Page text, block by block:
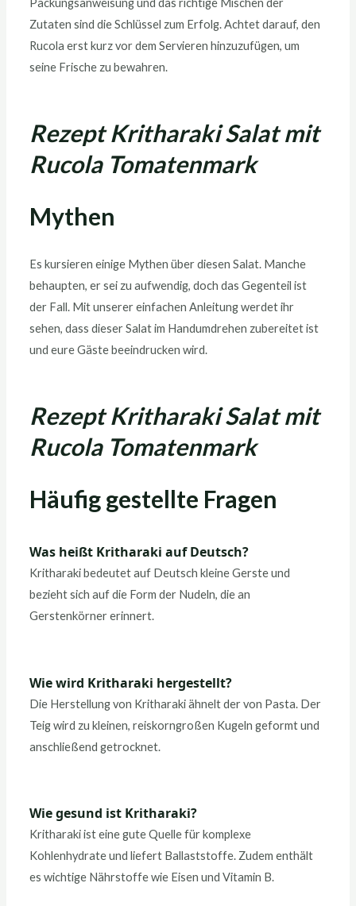
Zutaten sind die Schlüssel zum Erfolg. Achtet darauf, den
Rucola erst kurz vor dem Servieren hinzuzufügen, um
seine Frische zu bewahren.
Rezept Kritharaki Salat mit
Rucola Tomatenmark
Mythen
Es kursieren einige Mythen über diesen Salat. Manche
behaupten, er sei zu aufwendig, doch das Gegenteil ist
der Fall. Mit unserer einfachen Anleitung werdet ihr
sehen, dass dieser Salat im Handumdrehen zubereitet ist
und eure Gäste beeindrucken wird.
Rezept Kritharaki Salat mit
Rucola Tomatenmark
Häufig gestellte Fragen
Was heißt Kritharaki auf Deutsch?
Kritharaki bedeutet auf Deutsch kleine Gerste und
bezieht sich auf die Form der Nudeln, die an
Gerstenkörner erinnert.
Wie wird Kritharaki hergestellt?
Die Herstellung von Kritharaki ähnelt der von Pasta. Der
Teig wird zu kleinen, reiskorngroßen Kugeln geformt und
anschließend getrocknet.
Wie gesund ist Kritharaki?
Kritharaki ist eine gute Quelle für komplexe
Kohlenhydrate und liefert Ballaststoffe. Zudem enthält
es wichtige Nährstoffe wie Eisen und Vitamin B.